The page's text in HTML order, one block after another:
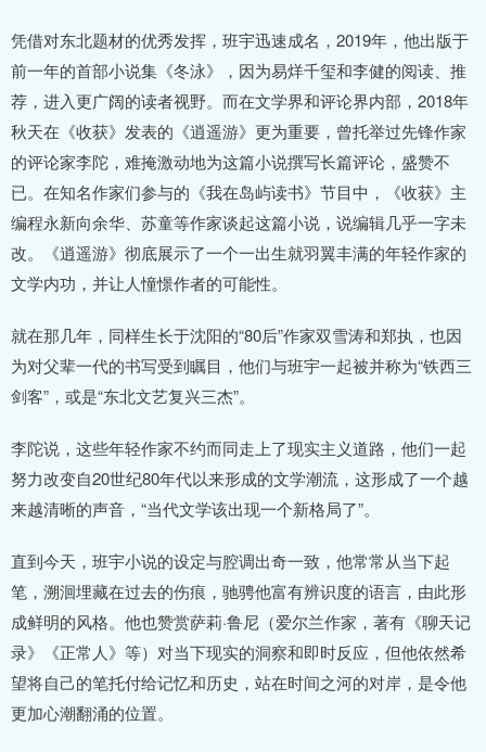
凭借对东北题材的优秀发挥，班宇迅速成名，2019年，他出版于
前一年的首部小说集《冬泳》，因为易烊千玺和李健的阅读、推
荐，进入更广阔的读者视野。而在文学界和评论界内部，2018年
秋天在《收获》发表的《逍遥游》更为重要，曾托举过先锋作家
的评论家李陀，难掩激动地为这篇小说撰写长篇评论，盛赞不
已。在知名作家们参与的《我在岛屿读书》节目中，《收获》主
编程永新向余华、苏童等作家谈起这篇小说，说编辑几乎一字未
改。《逍遥游》彻底展示了一个一出生就羽翼丰满的年轻作家的
文学内功，并让人憧憬作者的可能性。
就在那几年，同样生长于沈阳的“80后”作家双雪涛和郑执，也因
为对父辈一代的书写受到瞩目，他们与班宇一起被并称为“铁西三
剑客”，或是“东北文艺复兴三杰”。
李陀说，这些年轻作家不约而同走上了现实主义道路，他们一起
努力改变自20世纪80年代以来形成的文学潮流，这形成了一个越
来越清晰的声音，“当代文学该出现一个新格局了”。
直到今天，班宇小说的设定与腔调出奇一致，他常常从当下起
笔，溯洄埋藏在过去的伤痕，驰骋他富有辨识度的语言，由此形
成鲜明的风格。他也赞赏萨莉·鲁尼（爱尔兰作家，著有《聊天记
录》《正常人》等）对当下现实的洞察和即时反应，但他依然希
望将自己的笔托付给记忆和历史，站在时间之河的对岸，是令他
更加心潮翻涌的位置。